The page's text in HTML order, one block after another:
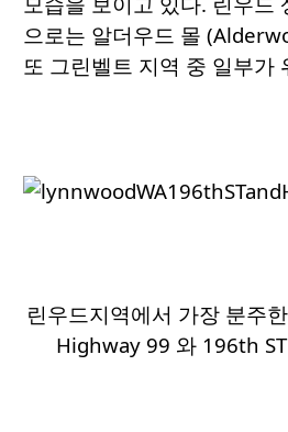
으로는 알더우드 몰
또 그린벨트 지역 중 일부가
린우드지역에서 가장 분주
Highway 99 와 196th